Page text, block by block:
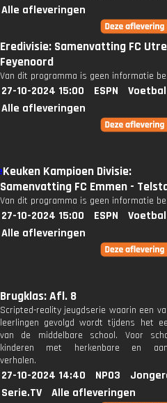
Alle afleveringen
Eredivisie: Samenvatting FC
Feyenoord
Van dit programma is geen informatie
27-10-2024 15:00 ESPN
Alle afleveringen
Keuken Kampioen Divisie:
Samenvatting FC Emmen -
Van dit programma is geen informatie
27-10-2024 15:00 ESPN
Alle afleveringen
Brugklas: Afl. 8
Scripted-reality jeugdserie waarin een
leerlingen gevolgd wordt tijdens het
van de middelbare school. Voor
kinderen met herkenbare en
verhalen.
27-10-2024 14:40 NPO3
Serie.TV
Alle afleveringen